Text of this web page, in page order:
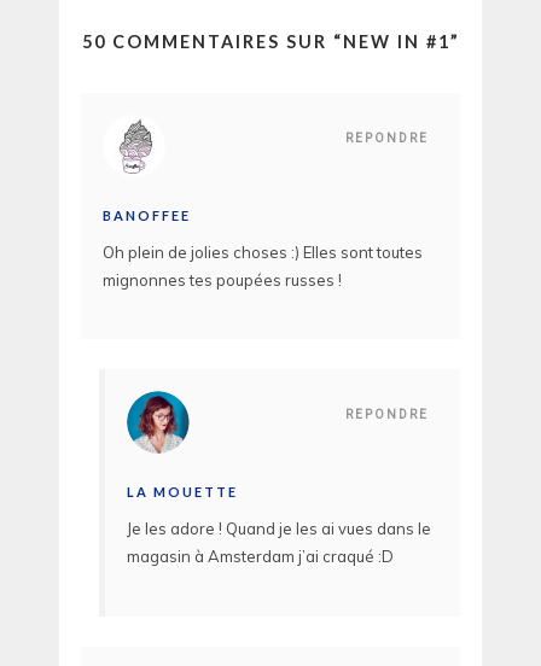
50 COMMENTAIRES SUR “NEW IN #1”
REPONDRE
BANOFFEE
Oh plein de jolies choses :) Elles sont toutes
mignonnes tes poupées russes !
REPONDRE
LA MOUETTE
Je les adore ! Quand je les ai vues dans le
magasin à Amsterdam j’ai craqué :D